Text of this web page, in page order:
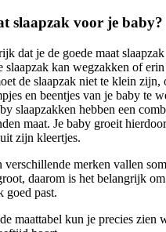
slaapzak voor je baby?
dat je de goede maat
slaapzak kan wegzakken of
de slaapzak niet te klein zijn,
en beentjes van je baby te
slaapzakken hebben een
maat. Je baby groeit
zijn kleertjes.
verschillende merken vallen
daarom is het belangrijk
goed past.
maattabel kun je precies zien